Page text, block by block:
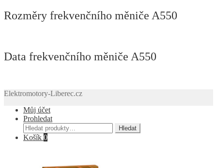
Rozměry frekvenčního měniče A550
Data frekvenčního měniče A550
Elektromotory-Liberec.cz
Můj účet
Prohledat
Hledat:
Hledat
Košík 0